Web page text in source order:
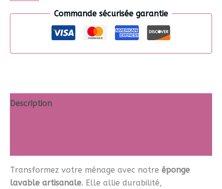
lavable
Commande sécurisée garantie
Description
Transformez votre ménage avec notre éponge
lavable artisanale. Elle allie durabilité,